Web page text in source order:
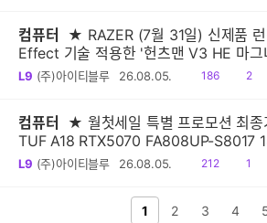
컴퓨터
★ RAZER (7월 31일) 신제품
Effect 기술 적용한 '헌츠맨 V3 HE 마그
8KHz, 미니 65% 8KHz' 출시
L9 (주)아이티블루 26.08.05.
읽
186
공
2
컴퓨터
★ 월첫세일 특별 프로모션 최
TUF A18 RTX5070 FA808UP-S8017
밍노트북
L9 (주)아이티블루 26.08.05.
읽
212
공1
1 2 3 4
다음 페이지